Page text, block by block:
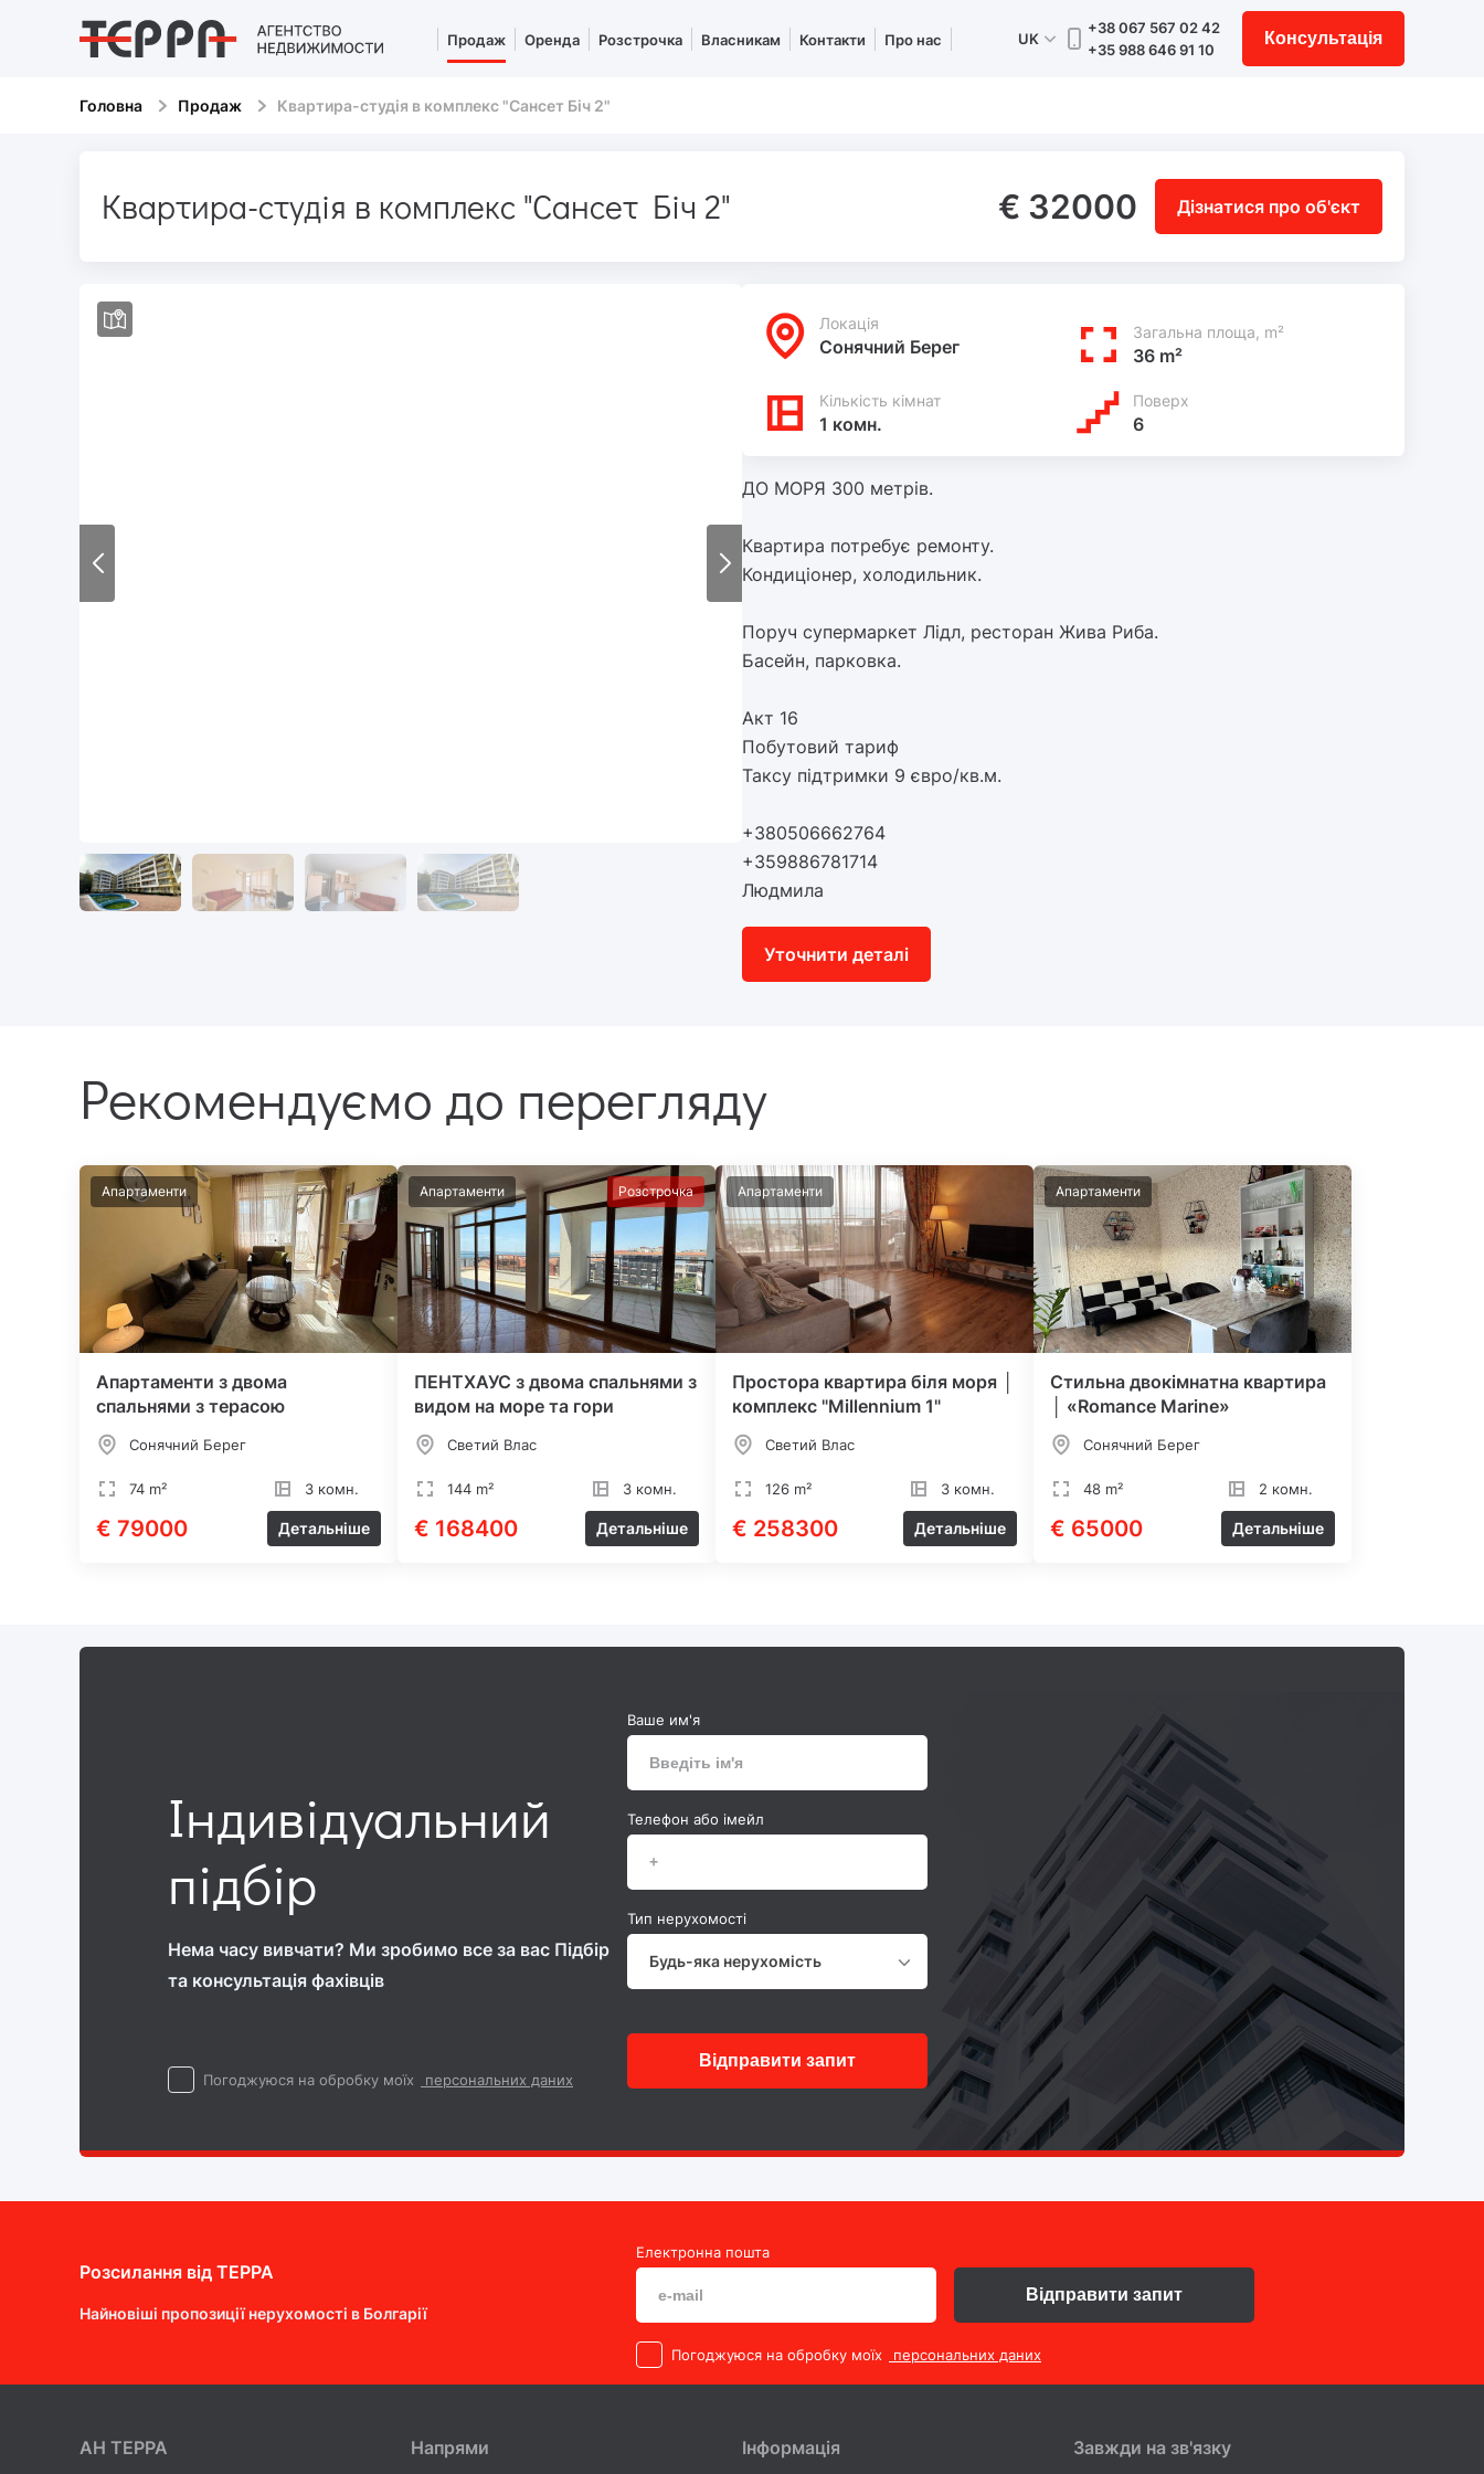
Продаж Оренда Розстрочка Власникам Контакти Про нас UK
+38 067 567 02 42
+35 988 646 91 10
Консультація
Головна Продаж Квартира-студія в комплекс "Сансет Біч 2"
Квартира-студія в комплекс "Сансет Біч 2" € 32000 Дізнатися про об'єкт
Локацiя
Сонячний Берег
Загальна площа, m²
36 m²
Кількість кімнат
1 комн.
Поверх
6
ДО МОРЯ 300 метрів.
Квартира потребує ремонту.
Кондиціонер, холодильник.
Поруч супермаркет Лідл, ресторан Жива Риба.
Басейн, парковка.
Акт 16
Побутовий тариф
Таксу підтримки 9 євро/кв.м.
+380506662764
+359886781714
Людмила
Уточнити деталі
Рекомендуємо до перегляду
Апартаменти
Апартаменти з двома
спальнями з терасою
Сонячний Берег
74 m² 3 комн.
€ 79000 Детальніше
Апартаменти Розстрочка
ПЕНТХАУС з двома спальнями з
видом на море та гори
Светий Влас
144 m² 3 комн.
€ 168400 Детальніше
Апартаменти
Простора квартира біля моря │
комплекс "Millennium 1"
Светий Влас
126 m² 3 комн.
€ 258300 Детальніше
Апартаменти
Стильна двокімнатна квартира
│ «Romance Marine»
Сонячний Берег
48 m² 2 комн.
€ 65000 Детальніше
Індивідуальний
підбір
Нема часу вивчати? Ми зробимо все за вас Підбір
та консультація фахівців
Ваше им'я
Телефон або імейл
Тип нерухомості
Будь-яка нерухомість
Відправити запит
Погоджуюся на обробку моїх персональних даних
Розсилання від ТEPPA
Найновіші пропозиції нерухомості в Болгарії
Електронна пошта
Погоджуюся на обробку моїх персональних даних
Відправити запит
AH ТEPPA Напрями Інформація Завжди на зв'язку